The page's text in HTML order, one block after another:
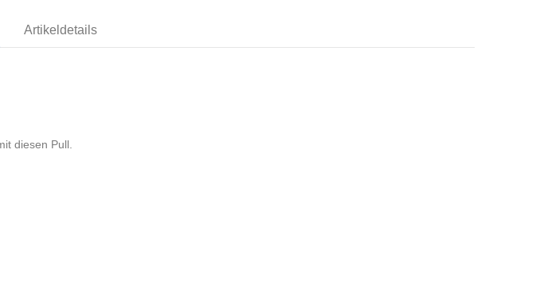
Artikeldetails
diesen Pull.